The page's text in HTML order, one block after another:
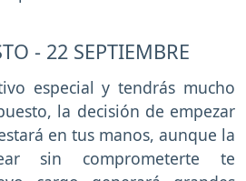
- 22 SEPTIEMBRE
especial y tendrás mucho
la decisión de empezar
en tus manos, aunque la
sin comprometerte te